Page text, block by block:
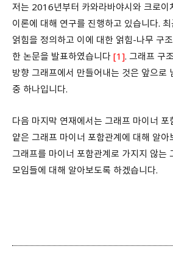
저는 2016년부터 카와라바야시와 크로이
이론에 대해 연구를 진행하고 있습니다.
얽힘을 정의하고 이에 대한 얽힘-나무 구
한 논문을 발표하였습니다 [1]. 그래프 구
방향 그래프에서 만들어내는 것은 앞으로
중 하나입니다.
다음 마지막 연재에서는 그래프 마이너
얕은 그래프 마이너 포함관계에 대해 알
그래프를 마이너 포함관계로 가지지 않는
모임들에 대해 알아보도록 하겠습니다.